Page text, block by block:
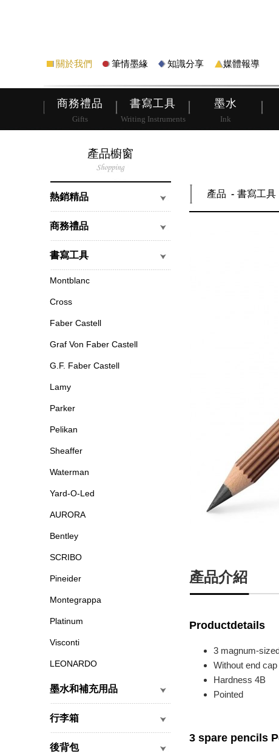
關於我們 筆情墨緣 知識分享 媒體報導
商務禮品
Gifts
書寫工具
Writing Instruments
墨水
Ink
產品櫥窗
熱銷精品
商務禮品
書寫工具
Montblanc
Cross
Faber Castell
Graf Von Faber Castell
G.F. Faber Castell
Lamy
Parker
Pelikan
Sheaffer
Waterman
Yard-O-Led
AURORA
Bentley
SCRIBO
Pineider
Montegrappa
Platinum
Visconti
LEONARDO
墨水和補充用品
行李箱
後背包
產品 書寫工具
產品介紹
Productdetails
3 magnum-
Without end
Hardness 4B
Pointed
3 spare pencils